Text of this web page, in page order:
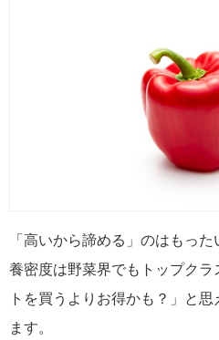
「高いから諦める」のはもっ
養密度は野菜界でもトップク
トを買うよりお得かも？」と
ます。